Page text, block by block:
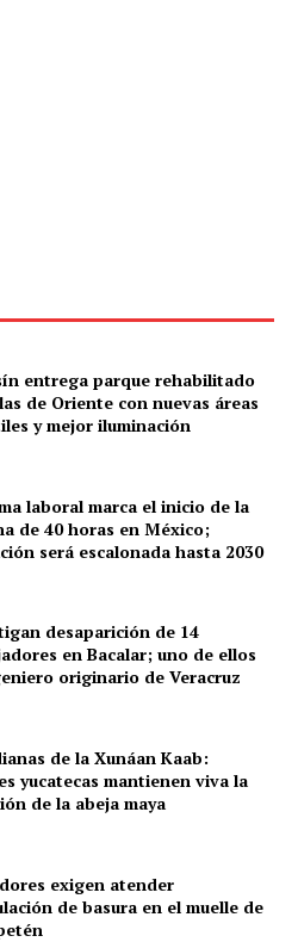
entrega parque rehabilitado
de Oriente con nuevas áreas
y mejor iluminación
laboral marca el inicio de la
de 40 horas en México;
será escalonada hasta 2030
desaparición de 14
en Bacalar; uno de ellos
originario de Veracruz
de la Xunáan Kaab:
yucatecas mantienen viva la
de la abeja maya
exigen atender
de basura en el muelle de